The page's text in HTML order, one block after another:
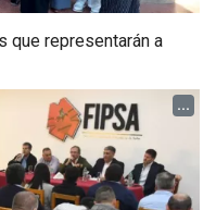
que representarán a
...